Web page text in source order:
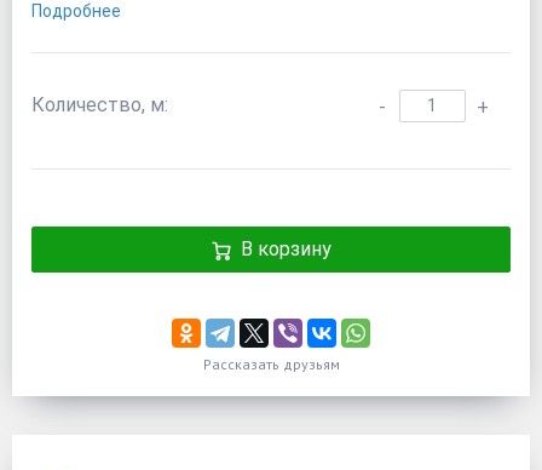
Подробнее
Количество, м: - +
В корзину
Рассказать друзьям